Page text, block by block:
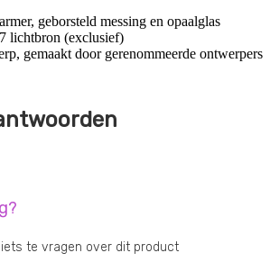
geborsteld messing en opaalglas
lichtbron (exclusief)
gemaakt door gerenommeerde ontwerpers
te vragen over dit product